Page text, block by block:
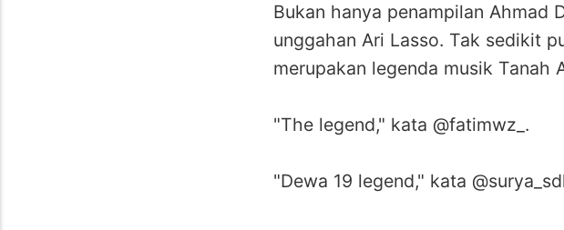
Bukan hanya penampilan Ahmad
unggahan Ari Lasso. Tak sedikit
merupakan legenda musik Tanah
"The legend," kata @fatimwz_.
"Dewa 19 legend," kata